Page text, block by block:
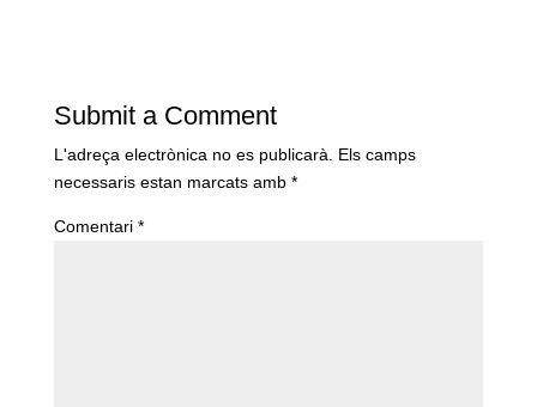
Submit a Comment
L'adreça electrònica no es publicarà.
Els camps
necessaris estan marcats amb *
Comentari *